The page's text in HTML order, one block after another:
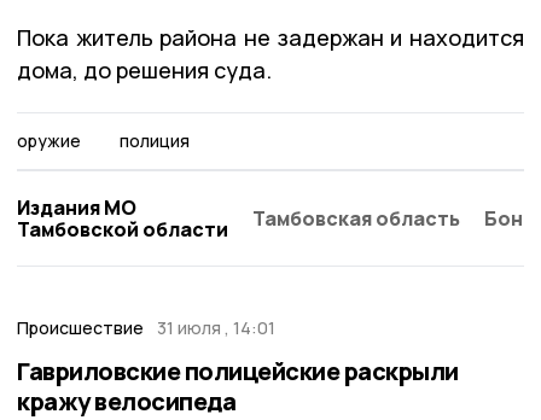
Пока житель района не задержан и находится
дома, до решения суда.
оружие полиция
Издания МО
Тамбовской области
Тамбовская область
Происшествие 31 июля , 14:01
Гавриловские полицейские раскрыли
кражу велосипеда